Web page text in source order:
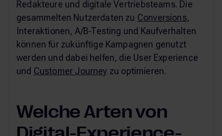
Redakteure und digitale Vertriebsteams. Die
gesammelten Nutzerdaten zu Conversions,
Interaktionen, A/B-Testing und Kaufverhalten
können für zukünftige Kampagnen genutzt
werden und dabei helfen, die User Experience
und Customer Journey zu optimieren.
Welche Arten von